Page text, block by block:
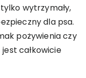
wytrzymały,
dla psa.
pożywienia czy
całkowicie